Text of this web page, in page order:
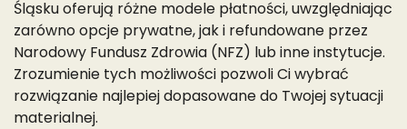
Śląsku oferują różne modele płatności, uwzględniając
zarówno opcje prywatne, jak i refundowane przez
Narodowy Fundusz Zdrowia (NFZ) lub inne instytucje.
Zrozumienie tych możliwości pozwoli Ci wybrać
rozwiązanie najlepiej dopasowane do Twojej sytuacji
materialnej.